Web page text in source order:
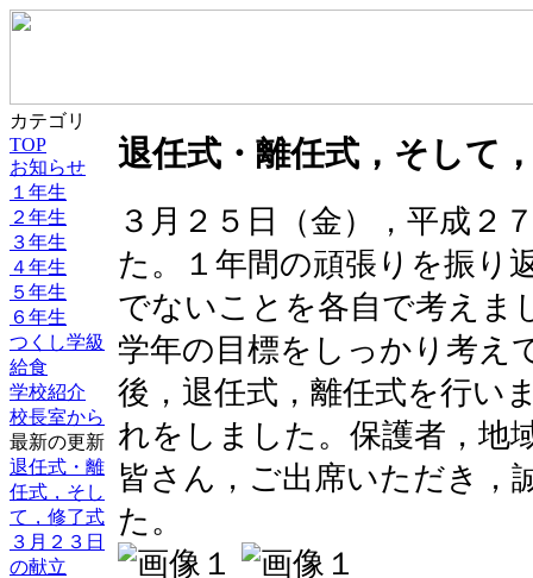
カテゴリ
TOP
お知らせ
１年生
２年生
３年生
４年生
５年生
６年生
つくし学級
給食
学校紹介
校長室から
最新の更新
退任式・離
任式，そし
て，修了式
３月２３日
の献立
退任式・離任式，そして
３月２５日（金），平成２
た。１年間の頑張りを振り
でないことを各自で考えま
学年の目標をしっかり考え
後，退任式，離任式を行い
れをしました。保護者，地
皆さん，ご出席いただき，
た。